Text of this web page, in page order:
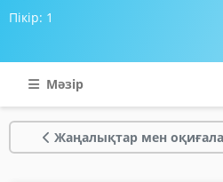
Пікір: 1
Мәзір
Жаңалықтар мен